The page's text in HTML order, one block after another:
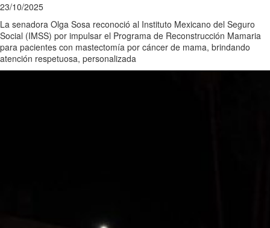
23/10/2025
La senadora Olga Sosa reconoció al Instituto Mexicano del Seguro
Social (IMSS) por impulsar el Programa de Reconstrucción Mamaria
para pacientes con mastectomía por cáncer de mama, brindando
atención respetuosa, personalizada